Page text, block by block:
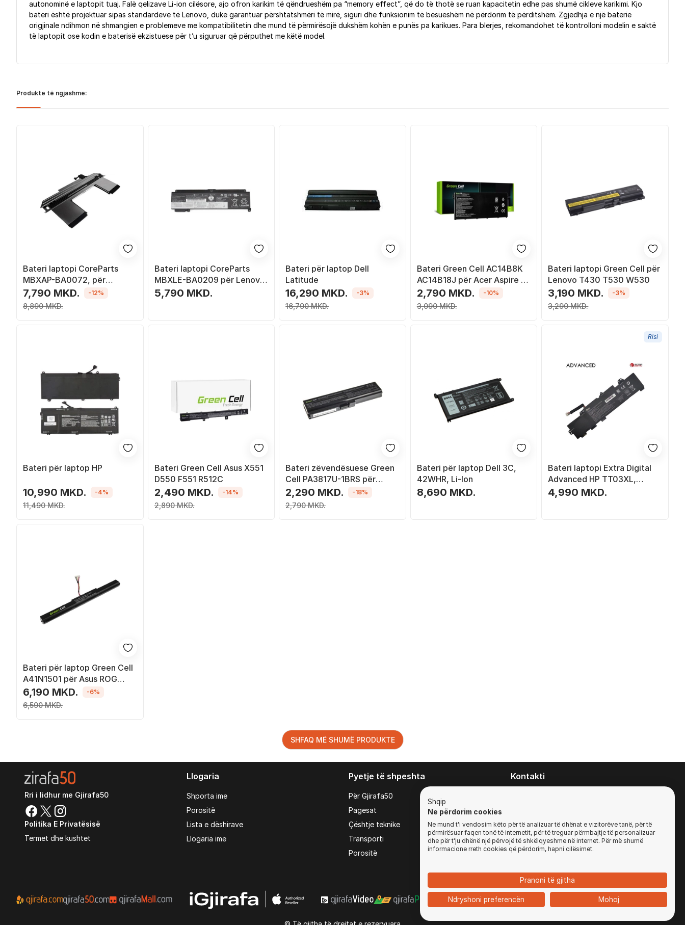
autonominë e laptopit tuaj. Falë qelizave Li-ion cilësore, ajo ofron karikim të qëndrueshëm pa “memory effect”, që do të thotë se ruan kapacitetin edhe pas shumë cikleve karikimi. Kjo
bateri është projektuar sipas standardeve të Lenovo, duke garantuar përshtatshmëri të mirë, siguri dhe funksionim të besueshëm në përdorim të përditshëm. Zgjedhja e një baterie
origjinale ndihmon në shmangien e problemeve me kompatibilitetin dhe mund të përmirësojë dukshëm kohën e punës pa karikues. Para blerjes, rekomandohet të kontrolloni modelin e saktë
të laptopit ose kodin e baterisë ekzistuese për t’u siguruar që përputhet me këtë model.
Produkte të ngjashme:
Bateri laptopi CoreParts
MBXAP-BA0072, për
MacBook Air 13" A1932, e
zezë
7,790 MKD.
8,890 MKD.
-12%
Bateri laptopi CoreParts
MBXLE-BA0209 për Lenovo
ThinkPad T460s T470s, Li
ion, e zezë
5,790 MKD.
Bateri për laptop Dell
Latitude
16,290 MKD.
16,790 MKD.
-3%
Bateri Green Cell AC14B8K
AC14B18J për Acer Aspire E
11 ES1-111M ES1-131 E 15 ES1-
512 Chromebook 11 CB3-111
13 CB5-311
2,790 MKD.
3,090 MKD.
-10%
Bateri laptopi Green Cell për
Lenovo T430 T530 W530
3,190 MKD.
3,290 MKD.
-3%
Bateri për laptop HP
10,990 MKD.
11,490 MKD.
-4%
Bateri Green Cell Asus X551
D550 F551 R512C
2,490 MKD.
2,890 MKD.
-14%
Bateri zëvendësuese Green
Cell PA3817U-1BRS për
laptopë Toshiba Satellite
C650 C655 C660 C660D
L650 L750 (TS03)
2,290 MKD.
2,790 MKD.
-18%
Bateri për laptop Dell 3C,
42WHR, Li-Ion
8,690 MKD.
Risi
Bateri laptopi Extra Digital
Advanced HP TT03XL,
4400mAh, Li ion, e zezë
4,990 MKD.
Bateri për laptop Green Cell
A41N1501 për Asus ROG
GL752 / GL752V / GL752VW,
Asus VivoBook Pro N552 /
N552V / N552VW / N552VX
6,190 MKD.
6,590 MKD.
-6%
SHFAQ MË SHUMË PRODUKTE
Rri i lidhur me Gjirafa50
Politika E Privatësisë
Termet dhe kushtet
Llogaria
Shporta ime
Porositë
Lista e dëshirave
Llogaria ime
Pyetje të shpeshta
Për Gjirafa50
Pagesat
Çështje teknike
Transporti
Porositë
Kontakti
Për kërkesa të ofertave:
b2b@zirafa50.mk
Shqip
Ne përdorim cookies
Ne mund t'i vendosim këto për të analizuar të dhënat e vizitorëve tanë, për të
përmirësuar faqen tonë të internetit, për të treguar përmbajtje të personalizuar
dhe për t'ju dhënë një përvojë të shkëlqyeshme në internet. Për më shumë
informacione rreth cookies që përdorim, hapni cilësimet.
Pranoni të gjitha
Ndryshoni preferencën Mohoj